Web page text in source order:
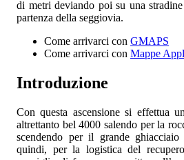
di metri deviando poi su una
partenza della seggiovia.
Come arrivarci con GMAPS
Come arrivarci con Mappe
Introduzione
Con questa ascensione si effettua
altrettanto bel 4000 salendo per la
scendendo per il grande ghiacciaio
quindi, per la logistica del